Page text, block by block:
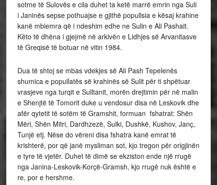
sotme të Sulovës e cila duhet ta ketë marrë emrin nga Suli
i Janinës sepse pothuajse e gjithë popullsia e kësaj krahine
kanë mbiemra që i ndeshim edhe ne Sulin e Ali Pashait.
Këto të dhëna i gjejmë në arkivën e Lidhjes së Arvanitasve
të Greqisë të botuar në vitin 1984.
Dua të shtoj se mbas vdekjes së Ali Pash Tepelenës
shumica e popullatës së krahinës së Sulit për ti shpëtuar
vrasjeve nga turqit e Sulltanit, morën drejtimin për në malin
e Shenjtë të Tomorit duke u vendosur disa në Leskovik dhe
afër qytetit të sotëm të Gramshit, formuan fshatrat: Shën
Mëri, Shën Mitri, Dardhzezë, Sulki, Dushkë, Kushov, Janç,
Tunjë etj. Nëse do vëreni disa fshatra kanë emrat të
krishterë, por që janë mysliman sot, kjo tregon për origjinën
e tyre të vjetër. Duhet të dimë se ekziston ende një rrugë
nga Janina-Leskovik-Korçë-Gramsh, kjo rrugë nuk është e
re, por e hershme.